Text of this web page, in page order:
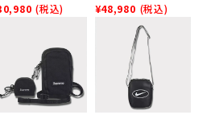
Fire Relief
ロゴTシャツ ホワ
(税込)
Backpack バックパッ
ク ブラック 黒
¥48,980 (税込)